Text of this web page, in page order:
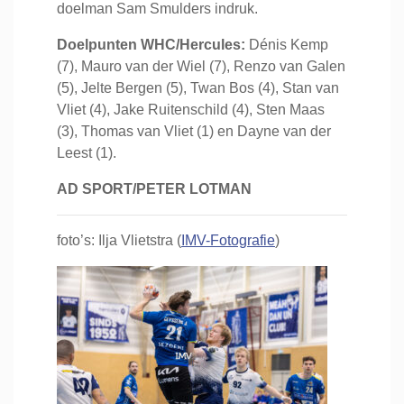
doelman Sam Smulders indruk.
Doelpunten WHC/Hercules: Dénis Kemp
(7), Mauro van der Wiel (7), Renzo van Galen
(5), Jelte Bergen (5), Twan Bos (4), Stan van
Vliet (4), Jake Ruitenschild (4), Sten Maas
(3), Thomas van Vliet (1) en Dayne van der
Leest (1).
AD SPORT/PETER LOTMAN
foto’s: Ilja Vlietstra ( IMV-Fotografie)